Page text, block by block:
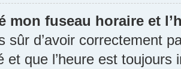
mon fuseau horaire et
sûr d’avoir correctement
et que l’heure est